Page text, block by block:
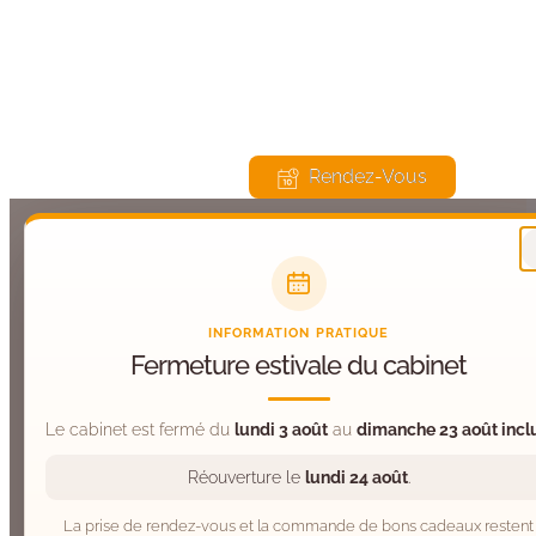
Rendez-Vous
INFORMATION PRATIQUE
Fermeture estivale du cabinet
Le cabinet est fermé du lundi 3 août au dimanche 23 août
Réouverture le lundi 24 août.
La prise de rendez-vous et la commande de bons cadeaux restent